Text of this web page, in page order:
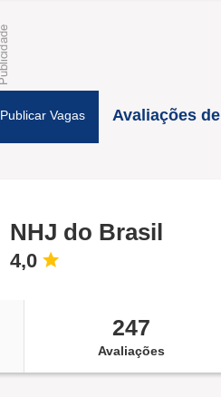
Publicar Vagas Avaliações
NHJ do Brasil
4,0
247
Avaliações